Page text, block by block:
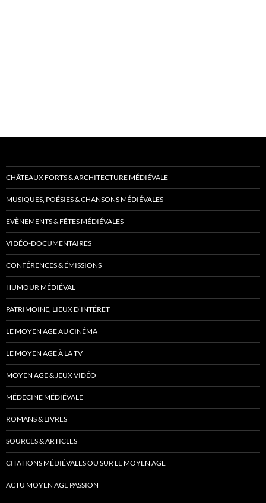
CHÂTEAUX FORTS & ARCHITECTURE MÉDIÉVALE
MUSIQUES, POÉSIES & CHANSONS MÉDIÉVALES
EVÈNEMENTS & FÊTES MÉDIÉVALES
VIDÉO-DOCUMENTAIRES
CONFÉRENCES & ÉMISSIONS
HUMOUR MÉDIÉVAL
PATRIMOINE, LIEUX D’INTÉRÊT
LE MOYEN ÂGE AU CINÉMA
LE MOYEN ÂGE À LA TV
MOYEN ÂGE & JEUX VIDÉO
MÉDECINE MÉDIÉVALE
ROMANS & LIVRES
SOURCES & ARTICLES
CITATIONS MÉDIÉVALES OU SUR LE MOYEN ÂGE
ACTU MOYEN ÂGE PASSION